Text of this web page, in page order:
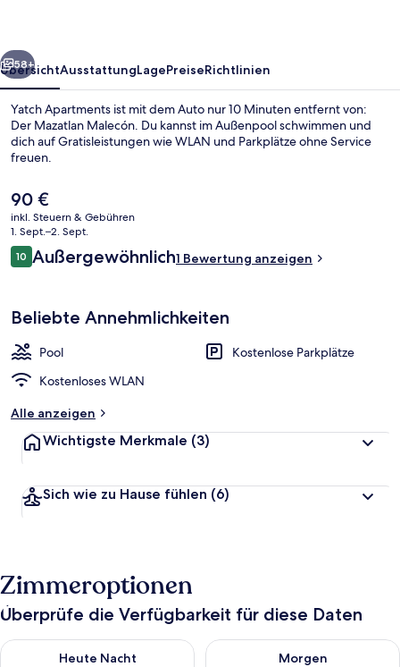
Basic-Apartment | Terrasse/Patio
Weiter
58+
ÜbersichtAusstattungLagePreiseRichtlinien
Yatch Apartments ist mit dem Auto nur 10 Minuten entfernt von:
Der Mazatlan Malecón. Du kannst im Außenpool schwimmen und
dich auf Gratisleistungen wie WLAN und Parkplätze ohne Service
freuen.
Der
aktuelle
Preis
beträgt
90 €.
90 €
inkl. Steuern & Gebühren
1. Sept.–2. Sept.
Bewertungen
1010 von 10.
Außergewöhnlich1 Bewertung anzeigen
Beliebte Annehmlichkeiten
Pool
Kostenlose Parkplätze
Kostenloses WLAN
Alle anzeigen
Wichtigste Merkmale (3)
Sich wie zu Hause fühlen (6)
Zimmeroptionen
Überprüfe die Verfügbarkeit für diese Daten
Heute Nacht
Überprüfe die Verfügbarkeit für heute Nacht, Aug. 8 - Aug. 9.
Morgen
Überprüfe die Verfügbarkeit